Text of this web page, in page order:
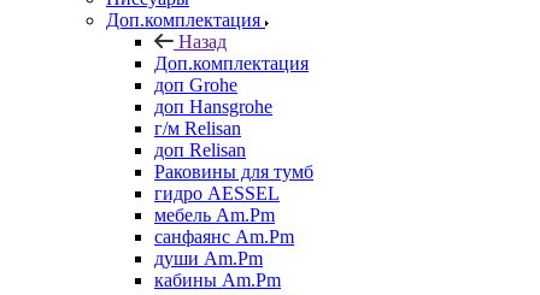
Доп.комплектация
Назад
Доп.комплектация
доп Grohe
доп Hansgrohe
г/м Relisan
доп Relisan
Раковины для тумб
гидро AESSEL
мебель Am.Pm
санфаянс Am.Pm
души Am.Pm
кабины Am.Pm